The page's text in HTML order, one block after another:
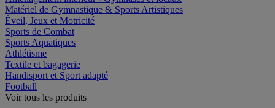
Matériel de Gymnastique & Sports Artistiques
Éveil, Jeux et Motricité
Sports de Combat
Sports Aquatiques
Athlétisme
Textile et bagagerie
Handisport et Sport adapté
Football
Voir tous les produits